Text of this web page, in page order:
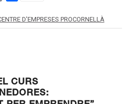
D'EMPRESES PROCORNELLÀ
CURS